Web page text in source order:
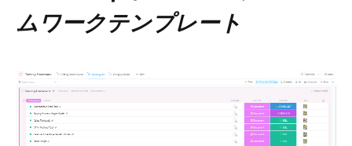
ムワークテンプレート